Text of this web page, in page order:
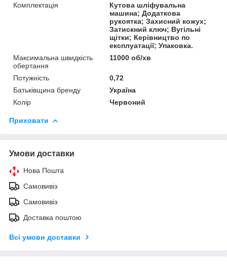
Комплектація
Кутова шліфувальна
машина; Додаткова
рукоятка; Захисний кожух;
Затискний ключ; Вугільні
щітки; Керівництво по
експлуатації; Упаковка.
Максимальна швидкість
обертання
11000 об/хв
Потужність
0,72
Батьківщина бренду
Україна
Колір
Червоний
Приховати
Умови доставки
Нова Пошта
Самовивіз
Самовивіз
Доставка поштою
Всі умови доставки